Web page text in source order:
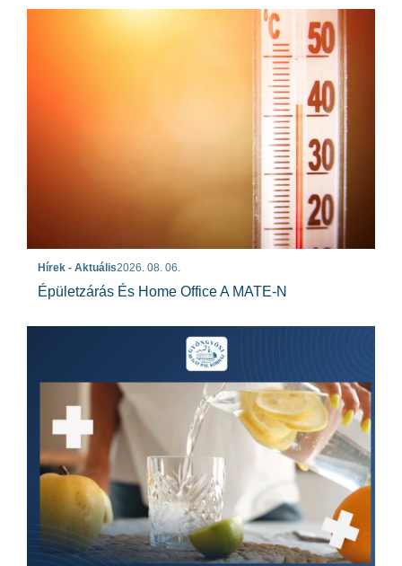
Hírek - Aktuális2026. 08. 06.
Épületzárás És Home Office A MATE-N